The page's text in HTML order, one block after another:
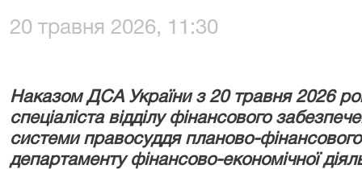
20 травня 2026, 11:30
Наказом ДСА України з 20 травня 2026
спеціаліста відділу фінансового
системи правосуддя планово-фінансового
департаменту фінансово-економічної